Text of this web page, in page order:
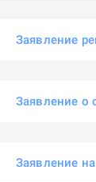
Заявление
Заявление о
Заявление